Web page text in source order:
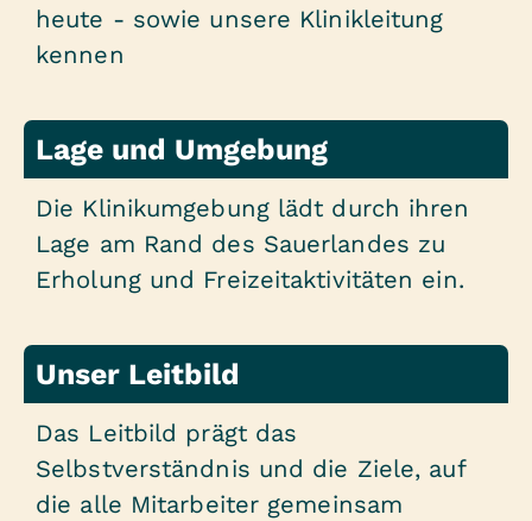
heute - sowie unsere Klinikleitung
kennen
Lage und Umgebung
Die Klinikumgebung lädt durch ihren
Lage am Rand des Sauerlandes zu
Erholung und Freizeitaktivitäten ein.
Unser Leitbild
Das Leitbild prägt das
Selbstverständnis und die Ziele, auf
die alle Mitarbeiter gemeinsam